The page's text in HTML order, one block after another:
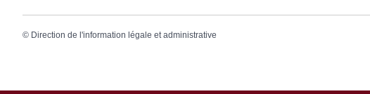
© Direction de l'information légale et administrative